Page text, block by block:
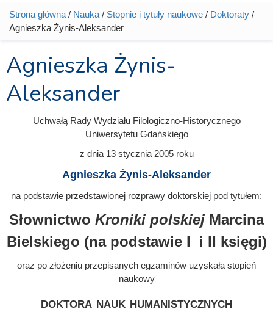
Jesteś tutaj
Strona główna / Nauka / Stopnie i tytuły naukowe / Doktoraty /
Agnieszka Żynis-Aleksander
Agnieszka Żynis-
Aleksander
Uchwałą Rady Wydziału Filologiczno-Historycznego
Uniwersytetu Gdańskiego
z dnia 13 stycznia 2005roku
Agnieszka Żynis-Aleksander
na podstawie przedstawionej rozprawy doktorskiej pod tytułem:
Słownictwo Kroniki polskiej Marcina
Bielskiego (na podstawie I i II księgi)
oraz po złożeniu przepisanych egzaminów uzyskała stopień
naukowy
doktora nauk humanistycznych